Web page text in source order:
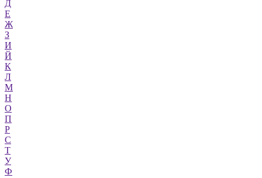
Д
Е
Ж
З
И
Й
К
Л
М
Н
О
П
Р
С
Т
У
Ф